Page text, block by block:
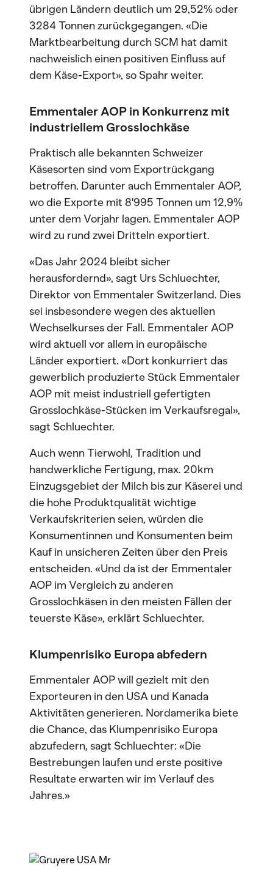
übrigen Ländern deutlich um 29,52% oder
3284 Tonnen zurückgegangen. «Die
Marktbearbeitung durch SCM hat damit
nachweislich einen positiven Einfluss auf
dem Käse-Export», so Spahr weiter.
Emmentaler AOP in Konkurrenz mit
industriellem Grosslochkäse
Praktisch alle bekannten Schweizer
Käsesorten sind vom Exportrückgang
betroffen. Darunter auch Emmentaler AOP,
wo die Exporte mit 8'995 Tonnen um 12,9%
unter dem Vorjahr lagen. Emmentaler AOP
wird zu rund zwei Dritteln exportiert.
«Das Jahr 2024 bleibt sicher
herausfordernd», sagt Urs Schluechter,
Direktor von Emmentaler Switzerland. Dies
sei insbesondere wegen des aktuellen
Wechselkurses der Fall. Emmentaler AOP
wird aktuell vor allem in europäische
Länder exportiert. «Dort konkurriert das
gewerblich produzierte Stück Emmentaler
AOP mit meist industriell gefertigten
Grosslochkäse-Stücken im Verkaufsregal»,
sagt Schluechter.
Auch wenn Tierwohl, Tradition und
handwerkliche Fertigung, max. 20km
Einzugsgebiet der Milch bis zur Käserei und
die hohe Produktqualität wichtige
Verkaufskriterien seien, würden die
Konsumentinnen und Konsumenten beim
Kauf in unsicheren Zeiten über den Preis
entscheiden. «Und da ist der Emmentaler
AOP im Vergleich zu anderen
Grosslochkäsen in den meisten Fällen der
teuerste Käse», erklärt Schluechter.
Klumpenrisiko Europa abfedern
Emmentaler AOP will gezielt mit den
Exporteuren in den USA und Kanada
Aktivitäten generieren. Nordamerika biete
die Chance, das Klumpenrisiko Europa
abzufedern, sagt Schluechter: «Die
Bestrebungen laufen und erste positive
Resultate erwarten wir im Verlauf des
Jahres.»